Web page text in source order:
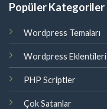
Popüler Kategoriler
Wordpress Temaları
Wordpress Eklentileri
PHP Scriptler
Çok Satanlar